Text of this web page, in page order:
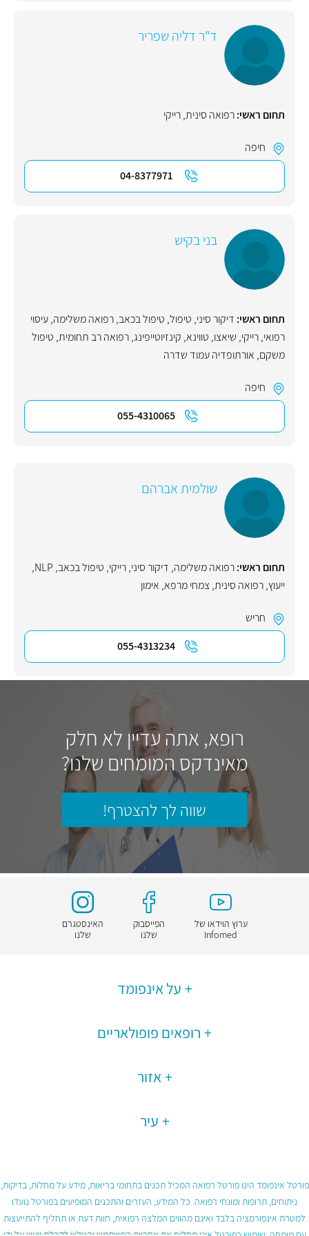
ד"ר דליה שפריר
תחום ראשי:רפואה סינית,רייקי
חיפה
04-8377971
בני בקיש
תחום ראשי: דיקור סיני, טיפול, טיפול בכאב,רפואה משלימה,עיסוי
רפואי,רייקי, שיאצו, טווינא, קינזיוטייפינג,‏רפואה רב תחומית, טיפול
משקם, אורתופדיה עמוד שדרה
חיפה
055-4310065
שולמית אברהם
תחום ראשי:רפואה משלימה, דיקור סיני,רייקי, טיפול בכאב,
NLP
,
ייעוץ,רפואה סינית, צמחי מרפא, אימון
חריש
055-4313234
רופא, אתה עדיין לא חלק
מאינדקס המומחים שלנו?
שווה לך להצטרף!
ערוץ הוידאו של
Infomed
הפייסבוק
שלנו
האינסטגרם
שלנו
על אינפומד
רופאים פופולאריים
אזור
עיר
פורטל אינפומד הינו פורטל רפואה המכיל תכנים בתחומי בריאות, מידע על מחלות, בדיקות,
ניתוחים, תרופות ומונחי רפואה. כל המידע, העזרים והתכנים המופיעים בפורטל נועדו
למטרת אינפורמציה בלבד ואינם מהווים המלצה רפואית, חוות דעת או תחליף להתייעצות